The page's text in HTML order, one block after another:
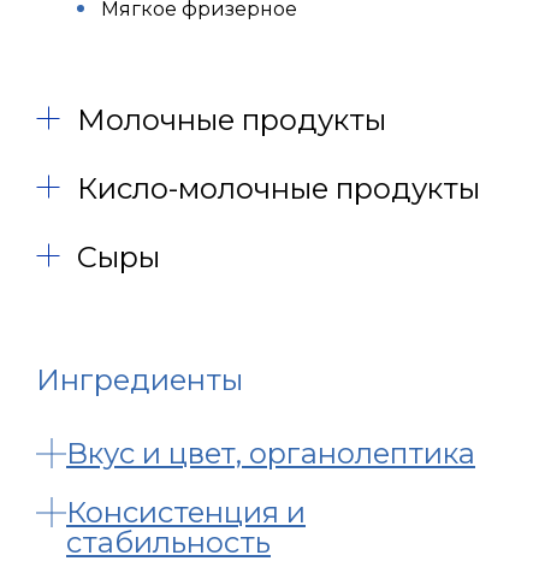
Мягкое фризерное
Молочные продукты
Кисло-молочные продукты
Сыры
Ингредиенты
Вкус и цвет, органолептика
Консистенция и
стабильность